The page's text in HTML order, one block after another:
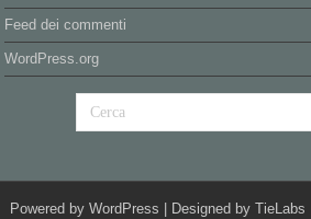
Feed dei commenti
WordPress.org
Powered by WordPress | Designed by TieLabs